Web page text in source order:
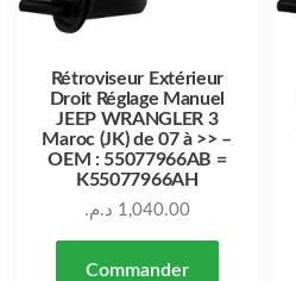
Rétroviseur Extérieur
Droit Réglage Manuel
JEEP WRANGLER 3
Maroc (JK) de 07 à >> –
OEM : 55077966AB =
K55077966AH
1,040.00 د.م.
Commander